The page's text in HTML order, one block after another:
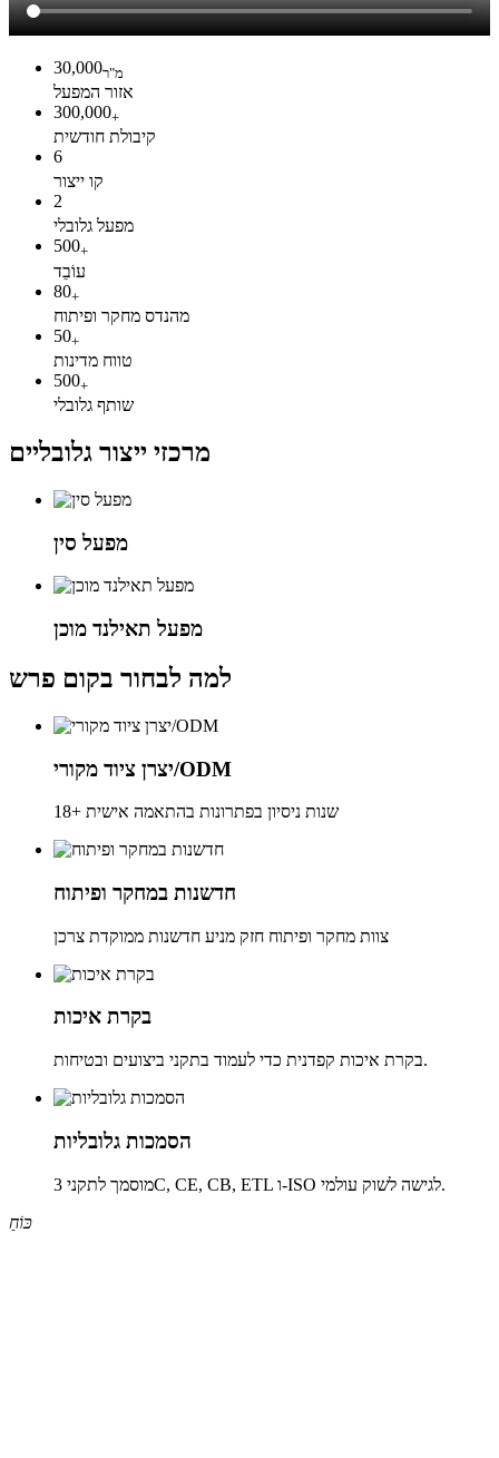
30,000מ"ר
אזור המפעל
300,000+
קיבולת חודשית
6
קו ייצור
2
מפעל גלובלי
500+
עוֹבֵד
80+
מהנדס מחקר ופיתוח
50+
טווח מדינות
500+
שותף גלובלי
מרכזי ייצור גלובליים
מפעל סין
מפעל תאילנד מוכן
למה לבחור בקום פרש
יצרן ציוד מקורי/ODM
18+ שנות ניסיון בפתרונות בהתאמה אישית
חדשנות במחקר ופיתוח
צוות מחקר ופיתוח חזק מניע חדשנות ממוקדת צרכן
בקרת איכות
בקרת איכות קפדנית כדי לעמוד בתקני ביצועים ובטיחות.
הסמכות גלובליות
מוסמך לתקני 3C, CE, CB, ETL ו-ISO לגישה לשוק עולמי.
כּוֹחַ